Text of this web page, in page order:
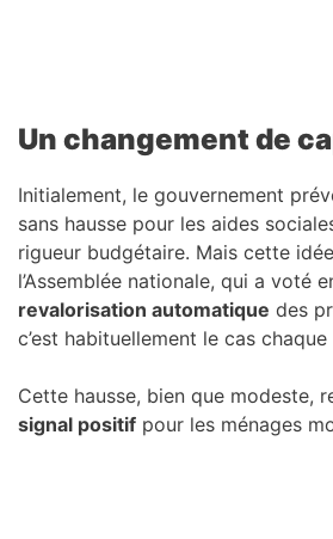
Un changement de
Initialement, le gouvernement
sans hausse pour les aides
rigueur budgétaire. Mais cette
l’Assemblée nationale, qui a voté
revalorisation automatique des
c’est habituellement le cas
Cette hausse, bien que modeste,
signal positif pour les ménages